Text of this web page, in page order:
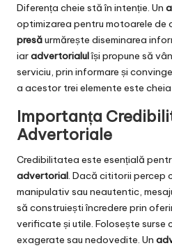
Diferența cheie stă în intenție. Un
optimizarea pentru motoarele de
presăurmărește diseminarea
iaradvertorialulîși propune să
serviciu, prin informare și
a acestor trei elemente este cheia
Importanța
Advertoriale
Credibilitatea este esențială
advertorial. Dacă cititorii percep
manipulativ sau neautentic,
să construiești încredere prin
verificate și utile. Folosește surse
exagerate sau nedovedite. Un